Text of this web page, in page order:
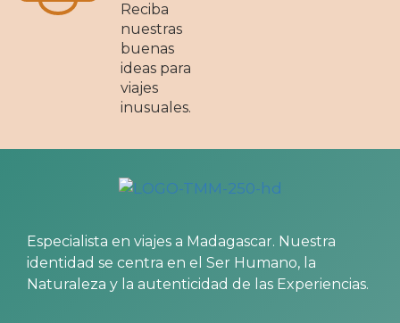
Reciba
nuestras
buenas
ideas para
viajes
inusuales.
Especialista en viajes a Madagascar. Nuestra
identidad se centra en el Ser Humano, la
Naturaleza y la autenticidad de las Experiencias.